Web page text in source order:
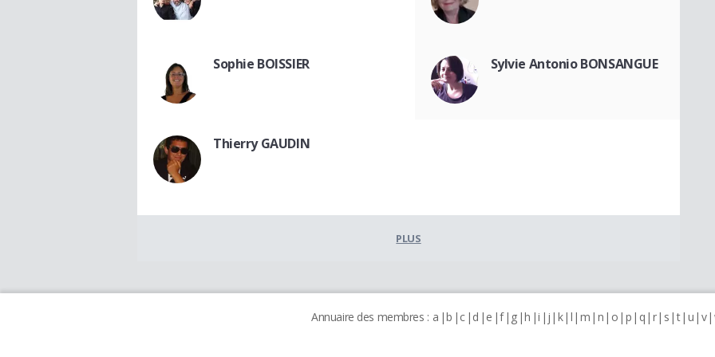
Sophie BOISSIER Sylvie Antonio BONSANGUE
Thierry GAUDIN
PLUS
Annuaire des membres : a b c d e f g h i j k l m n o p q r s t u v